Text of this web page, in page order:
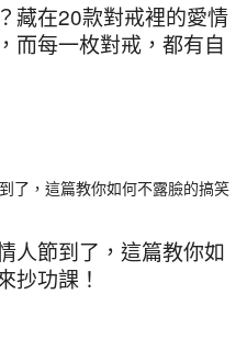
藏在20款對戒裡的愛情
而每一枚對戒，都有自
人節到了，這篇教你如
抄功課！